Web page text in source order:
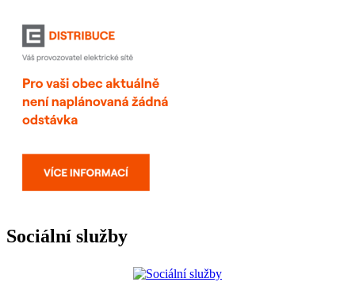
Sociální služby